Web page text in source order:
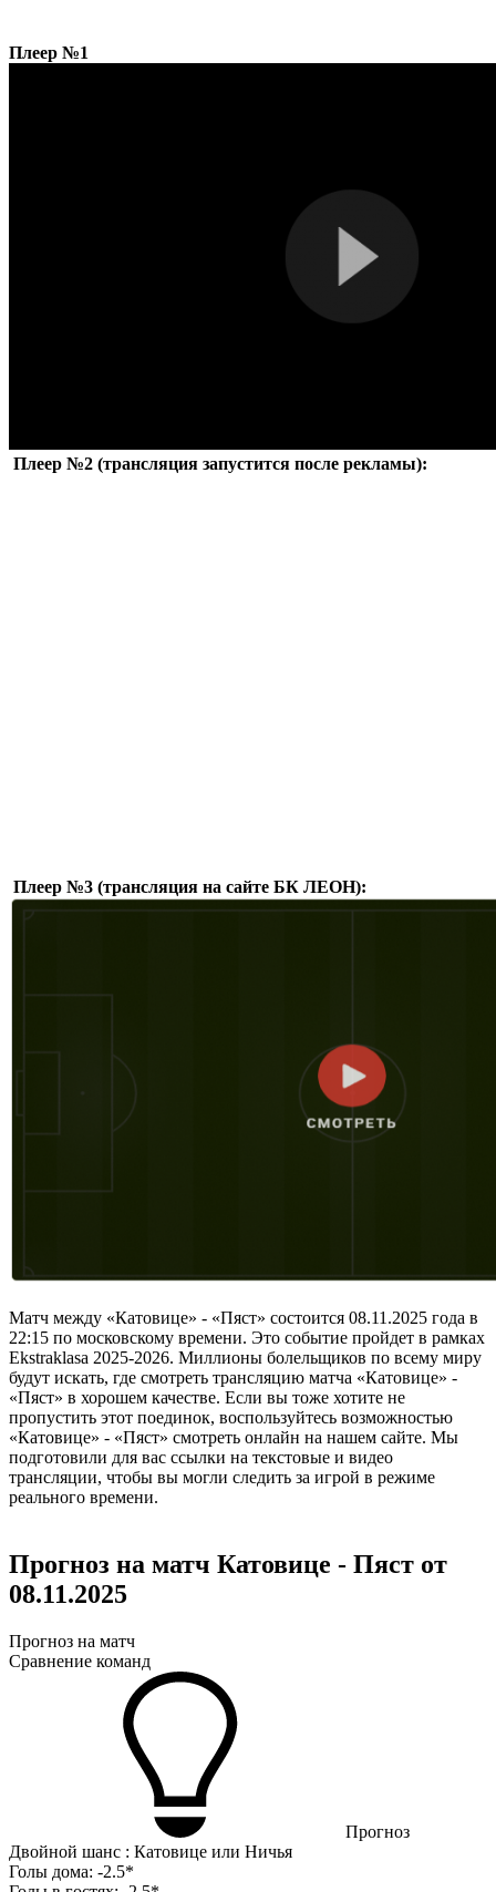
Плеер №1
Плеер №2 (трансляция запустится после рекламы):
Плеер №3 (трансляция на сайте БК ЛЕОН):
Матч между «Катовице» - «Пяст» состоится 08.11.2025 года в
22:15 по московскому времени. Это событие пройдет в рамках
Ekstraklasa 2025-2026. Миллионы болельщиков по всему миру
будут искать, где смотреть трансляцию матча «Катовице» -
«Пяст» в хорошем качестве. Если вы тоже хотите не
пропустить этот поединок, воспользуйтесь возможностью
«Катовице» - «Пяст» смотреть онлайн на нашем сайте. Мы
подготовили для вас ссылки на текстовые и видео
трансляции, чтобы вы могли следить за игрой в режиме
реального времени.
Прогноз на матч Катовице - Пяст от
08.11.2025
Прогноз на матч
Сравнение команд
Прогноз
Двойной шанс : Катовице или Ничья
Голы дома: -2.5*